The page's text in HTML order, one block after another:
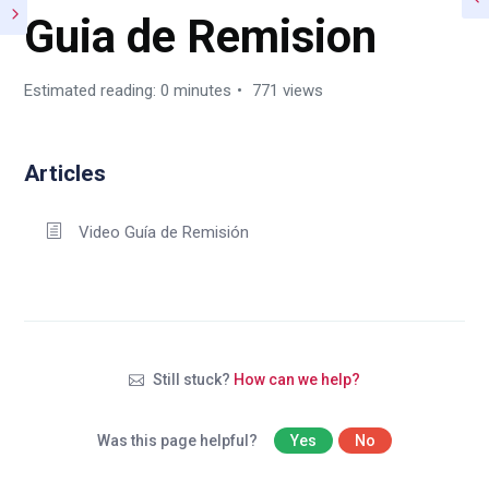
Guia de Remision
Estimated reading: 0 minutes 771 views
Articles
Video Guía de Remisión
Still stuck? How can we help?
Was this page helpful? Yes No